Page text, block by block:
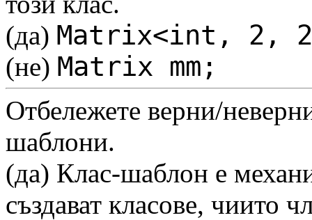
(да) Matrix<int, 2,
(не) Matrix mm;
Отбележете верни/
шаблони.
(да) Клас-шаблон е
създават класове, чиито